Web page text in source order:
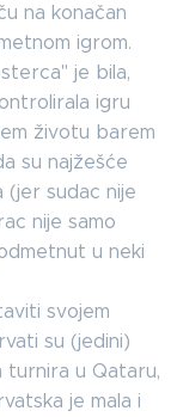
na konačan
igrom.
je bila,
igru
životu barem
su najžešće
(jer sudac nije
nije samo
u neki
svojem
su (jedini)
turnira u Qataru,
je mala i